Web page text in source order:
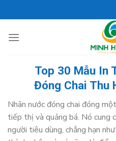
to
Top 30 Mẫu In
Đóng Chai Thu
Nhãn nước đóng chai đóng
tiếp thị và quảng bá. Nó cung
người tiêu dùng, chẳng hạn